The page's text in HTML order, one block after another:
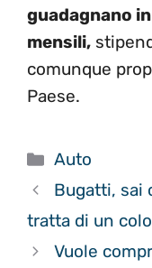
guadagnano
mensili,
comunque
Paese.
Categorie
Auto
Bugatti, sai
tratta di un
Vuole